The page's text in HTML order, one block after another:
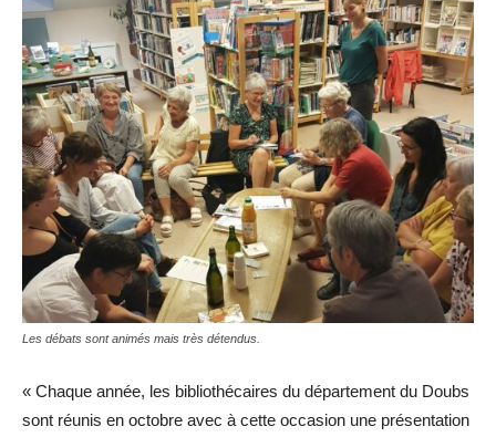
Les débats sont animés mais très détendus.
« Chaque année, les bibliothécaires du département du Doubs
sont réunis en octobre avec à cette occasion une présentation